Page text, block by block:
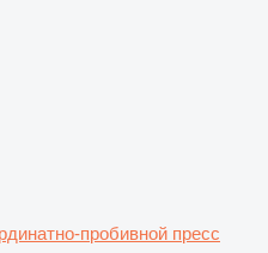
пробивной пресс